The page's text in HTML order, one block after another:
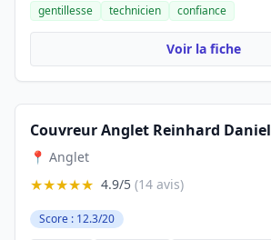
gentillesse
technicien confiance
Voir la fiche
Couvreur Anglet Reinhard Daniel
📍 Anglet
★★★★★ 4.9/5 (14 avis)
Score : 12.3/20